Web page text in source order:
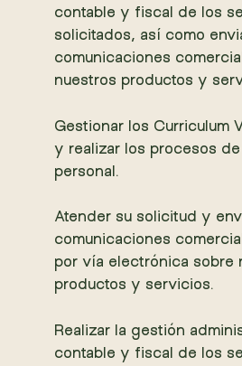
contable y fiscal de los
solicitados, así como
comunicaciones
nuestros productos y
Gestionar los Curriculum
y realizar los procesos
personal.
Atender su solicitud y
comunicaciones
por vía electrónica sobre
productos y servicios.
Realizar la gestión
contable y fiscal de los